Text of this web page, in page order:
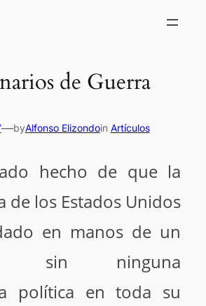
de Guerra
—byAlfonso Elizondoin Artículos
hecho de que la
de los Estados Unidos
en manos de un
sin ninguna
política en toda su